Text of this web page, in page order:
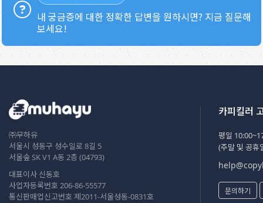
내 궁금증에 대한 정확한 답변을 원하시면? 지금 질문해
보세요!
㈜무하유
서울시 성동구 성수일로 8길 5
서울숲 SK V1 A동 2층 (04793)
대표이사 신동호
사업자등록번호 206-86-55577
통신판매업신고번호 제2011-서울성동-0831호
카피킬러
평일
(주말 및 공휴
문의하기